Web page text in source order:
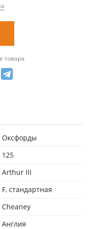
товара
Оксфорды
125
Arthur III
F, стандартная
Cheaney
Англия